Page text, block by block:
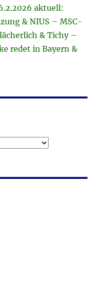
aktuell:
& NIUS – MSC-
& Tichy –
redet in Bayern &